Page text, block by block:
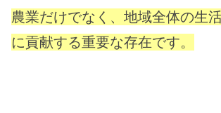
農業だけでなく、地域全体の生
に貢献する重要な存在です。